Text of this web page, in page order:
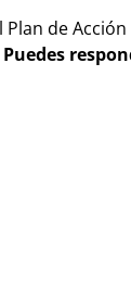
de
Puedes